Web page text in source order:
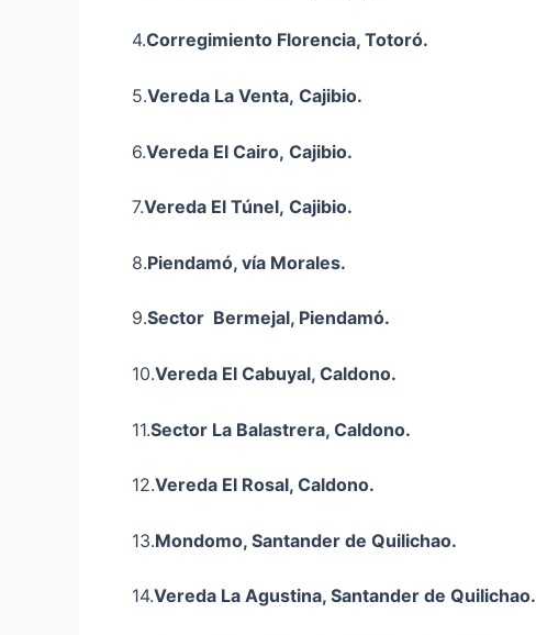
4.Corregimiento Florencia, Totoró.
5.Vereda La Venta, Cajibio.
6.Vereda El Cairo, Cajibio.
7.Vereda El Túnel, Cajibio.
8.Piendamó, vía Morales.
9.Sector Bermejal, Piendamó.
10.Vereda El Cabuyal, Caldono.
11.Sector La Balastrera, Caldono.
12.Vereda El Rosal, Caldono.
13.Mondomo, Santander de Quilichao.
14.Vereda La Agustina, Santander de Quilichao.